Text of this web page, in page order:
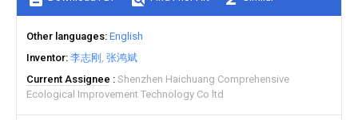
Other languages English
Inventor 李志刚 张鸿斌
Current Assignee
Shenzhen Haichuang Comprehensive
Ecological Improvement Technology Co ltd